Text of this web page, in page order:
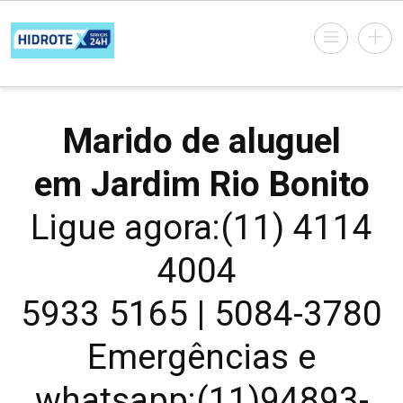
Marido de aluguel
em Jardim Rio Bonito
Ligue agora:(11) 4114
4004
5933 5165 | 5084-3780
Emergências e